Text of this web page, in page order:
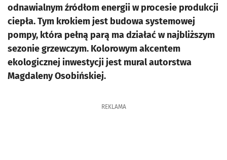
odnawialnym źródłom energii w procesie produkcji
ciepła. Tym krokiem jest budowa systemowej
pompy, która pełną parą ma działać w najbliższym
sezonie grzewczym. Kolorowym akcentem
ekologicznej inwestycji jest mural autorstwa
Magdaleny Osobińskiej.
REKLAMA